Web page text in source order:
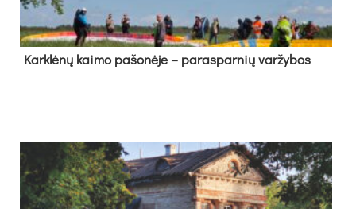
Kark­lė­nų kai­mo pa­šo­nė­je – pa­ras­par­nių var­žy­bos